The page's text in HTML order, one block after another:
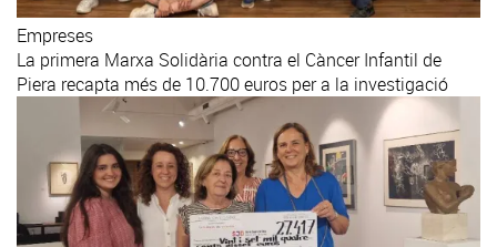
Empreses
La primera Marxa Solidària contra el Càncer Infantil de
Piera recapta més de 10.700 euros per a la investigació